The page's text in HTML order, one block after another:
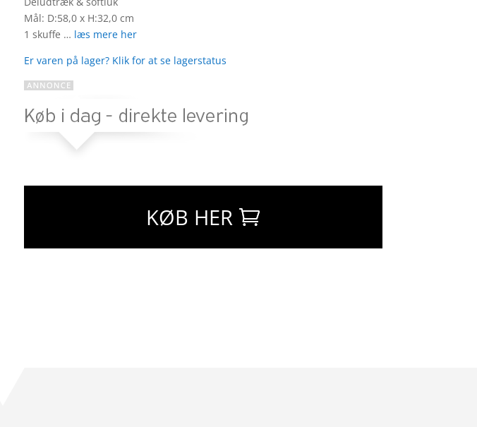
ud af 5
baseret
på
kundebedø
mmelser
Mål: D:58,0 x H:32,0 cm
1 skuffe … læs mere her
Er varen på lager? Klik for at se lagerstatus
KØB HER